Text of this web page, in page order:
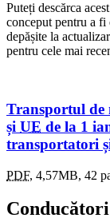
Puteți descărca
conceput pentru a
depășite la
pentru cele mai
Transportul
și UE de la 1
transportatori
PDF, 4,57MB, 42